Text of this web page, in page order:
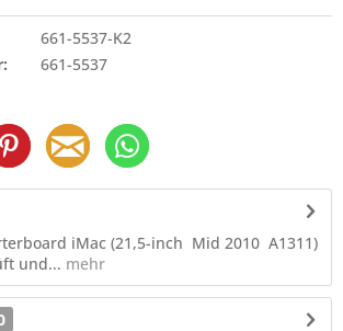
661-5537-K2
661-5537
iMac (21,5-inch Mid 2010 A1311)
und... mehr